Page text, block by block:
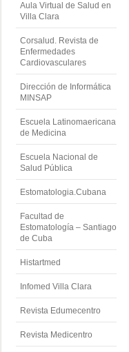
Aula Virtual de Salud en
Villa Clara
Corsalud. Revista de
Enfermedades
Cardiovasculares
Dirección de Informática
MINSAP
Escuela Latinomaericana
de Medicina
Escuela Nacional de
Salud Pública
Estomatologia.Cubana
Facultad de
Estomatología – Santiago
de Cuba
Histartmed
Infomed Villa Clara
Revista Edumecentro
Revista Medicentro